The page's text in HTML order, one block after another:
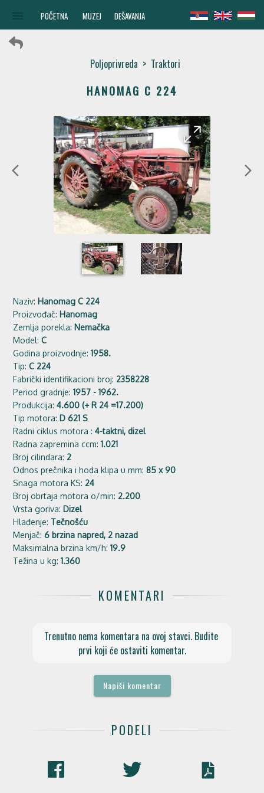
POČETNA MUZEJ DEŠAVANJA
Poljoprivreda > Traktori
HANOMAG C 224
arrow_back_ios
arrow_back
arrow_forward
arrow_forward_ios
Naziv: Hanomag C 224
Proizvođač: Hanomag
Zemlja porekla: Nemačka
Model:C
Godina proizvodnje:1958.
Tip:C 224
Fabrički identifikacioni broj: 2358228
Period gradnje:1957 - 1962.
Produkcija:4.600 (+ R 24 =17.200)
Tip motora: D 621 S
Radni ciklus motora :4-taktni, dizel
Radna zapremina ccm:1.021
Broj cilindara: 2
Odnos prečnika i hoda klipa u mm:85 x 90
Snaga motora KS: 24
Broj obrtaja motora o/min: 2.200
Vrsta goriva: Dizel
Hlađenje: Tečnošću
Menjač:6 brzina napred, 2 nazad
Maksimalna brzina km/h:19.9
Težina u kg:1.360
KOMENTARI
Trenutno nema komentara na ovoj stavci. Budite
prvi koji će ostaviti komentar.
Napiši komentar
PODELI